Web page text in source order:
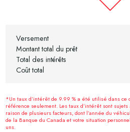
Versement
Montant total du prêt
Total des intérêts
Coût total
*Un taux d’intérêt de 9.99 % a été utilisé dans ce
référence seulement. Les taux d’intérêt sont
raison de plusieurs facteurs, dont l’année du
de la Banque du Canada et votre situation
uns.